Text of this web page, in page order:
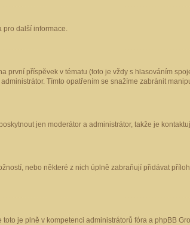
pro další informace.
první příspěvek v tématu (toto je vždy s hlasováním
Tímto opatřením se snažíme zabránit
jen moderátor a administrátor, takže je
nebo některé z nich úplně zabraňují přidávat
je plně v kompetenci administrátorů fóra a phpBB